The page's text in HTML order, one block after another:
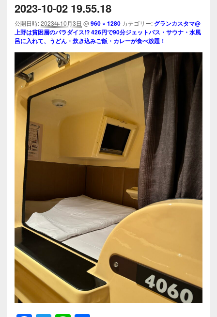
ビ
ゲ
ー
シ
ョ
ン
2023-10-02 19.55.18
公開日時:2023年10月3日 @960 × 1280 カテゴリー: グランカスタマ@
上野は貧困層のパラダイス!? 426円で90分ジェットバス・サウナ・水風
呂に入れて、うどん・炊き込みご飯・カレーが食べ放題！